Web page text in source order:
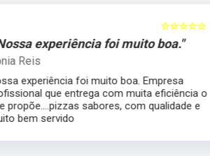
☆☆☆☆☆
"Simplesmente sensacionais."
Gabriel Carvalho
Simplesmente sensacionais, uma experiência
incrível. Uma equipe super organizada e
atenciosa que fizeram tudo com uma exímia
maestria. Todas as pizzas super saborosas e